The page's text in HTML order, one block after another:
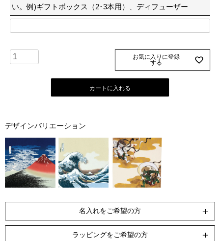
い。例)ギフトボックス（2･3本用）、ディフューザー
お気に入りに登録
する
カートに入れる
デザインバリエーション
名入れをご希望の方
ラッピングをご希望の方